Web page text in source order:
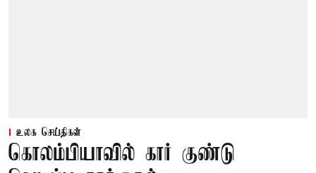
உலக செய்திகள்
கொலம்பியாவில் கார் குண்டு